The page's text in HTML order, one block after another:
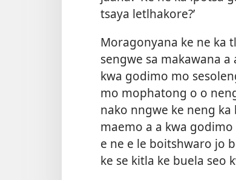
tsaya letlhakore?’
Moragonyana ke ne ka
sengwe sa makawana
kwa godimo mo
mo mophatong o o
nako nngwe ke neng
maemo a a kwa godimo
e ne e le boitshwaro jo
ke se kitla ke buela seo